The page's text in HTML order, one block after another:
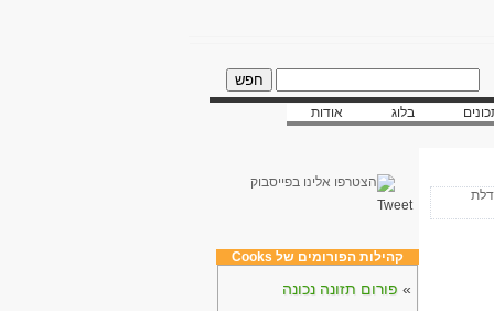
בלוג אודות
Tweet
קהילות הפורומים של Cooks
» פורום תזונה נכונה